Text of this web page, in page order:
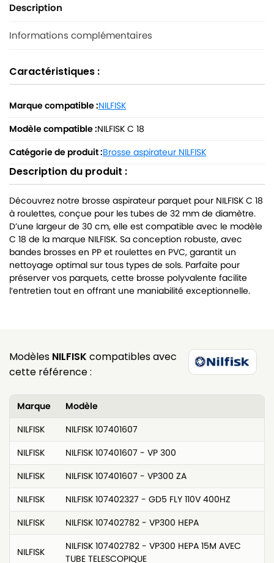
Description
Informations complémentaires
Caractéristiques :
Marque compatible :NILFISK
Modèle compatible :NILFISK C 18
Catégorie de produit :Brosse aspirateur NILFISK
Description du produit :
Découvrez notre brosse aspirateur parquet pour NILFISK C 18
à roulettes, conçue pour les tubes de 32 mm de diamètre.
D’une largeur de 30 cm, elle est compatible avec le modèle
C 18 de la marque NILFISK. Sa conception robuste, avec
bandes brosses en PP et roulettes en PVC, garantit un
nettoyage optimal sur tous types de sols. Parfaite pour
préserver vos parquets, cette brosse polyvalente facilite
l’entretien tout en offrant une maniabilité exceptionnelle.
Modèles NILFISK compatibles avec
cette référence :
Marque
Modèle
NILFISK
NILFISK 107401607
NILFISK
NILFISK 107401607 - VP 300
NILFISK
NILFISK 107401607 - VP300 ZA
NILFISK
NILFISK 107402327 - GD5 FLY 110V 400HZ
NILFISK
NILFISK 107402782 - VP300 HEPA
NILFISK
NILFISK 107402782 - VP300 HEPA 15M AVEC
TUBE TELESCOPIQUE